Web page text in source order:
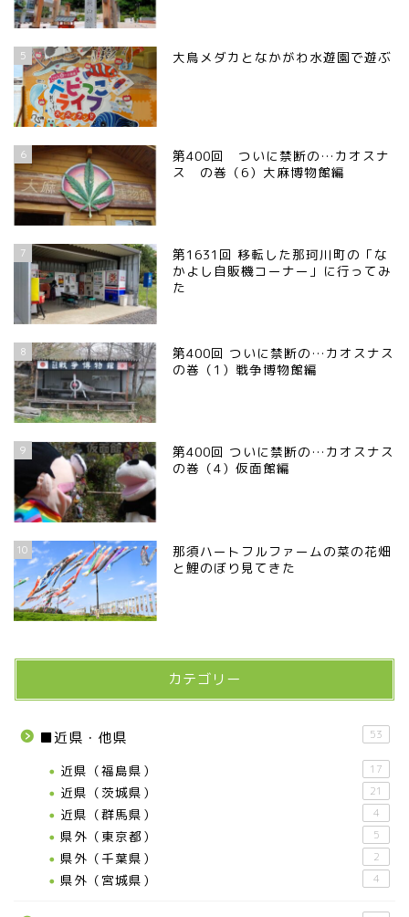
5 大鳥メダカとなかがわ水遊園で遊ぶ
6
第400回 ついに禁断の…カオスナ
ス の巻（6）大麻博物館編
7
第1631回 移転した那珂川町の「な
かよし自販機コーナー」に行ってみ
た
8
第400回 ついに禁断の…カオスナス
の巻（1）戦争博物館編
9
第400回 ついに禁断の…カオスナス
の巻（4）仮面館編
10
那須ハートフルファームの菜の花畑
と鯉のぼり見てきた
カテゴリー
■近県・他県 53
近県（福島県） 17
近県（茨城県） 21
近県（群馬県） 4
県外（東京都） 5
県外（千葉県） 2
県外（宮城県） 4